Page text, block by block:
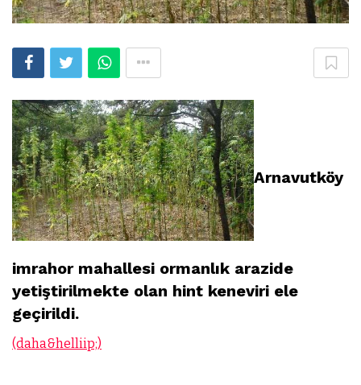
Arnavutköy
imrahor mahallesi ormanlık arazide
yetiştirilmekte olan hint keneviri ele
geçirildi.
(daha&helliip;)